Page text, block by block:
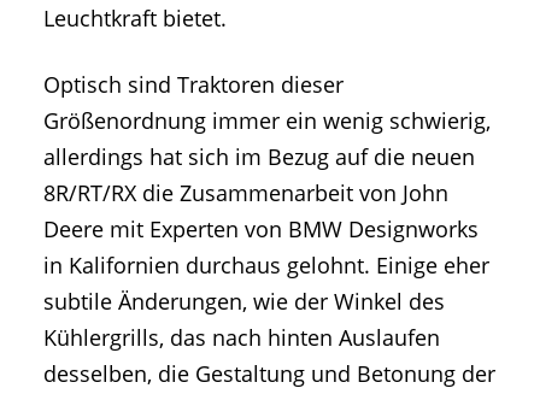
Leuchtkraft bietet.
Optisch sind Traktoren dieser
Größenordnung immer ein wenig schwierig,
allerdings hat sich im Bezug auf die neuen
8R/RT/RX die Zusammenarbeit von John
Deere mit Experten von BMW Designworks
in Kalifornien durchaus gelohnt. Einige eher
subtile Änderungen, wie der Winkel des
Kühlergrills, das nach hinten Auslaufen
desselben, die Gestaltung und Betonung der